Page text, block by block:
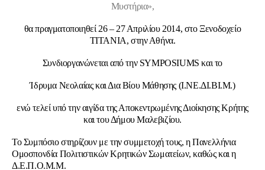
Μυστήρια»,
θα πραγματοποιηθεί 26 – 27 Απριλίου 2014, στο Ξενοδοχείο
ΤΙΤΑΝΙΑ, στην Αθήνα.
Συνδιοργανώνεται από την SYMPOSIUMS και το
Ίδρυμα Νεολαίας και Δια Βίου Μάθησης (Ι.ΝΕ.ΔΙ.ΒΙ.Μ.)
ενώ τελεί υπό την αιγίδα της Αποκεντρωμένης Διοίκησης Κρήτης
και του Δήμου Μαλεβιζίου.
Το Συμπόσιο στηρίζουν με την συμμετοχή τους, η Πανελλήνια
Ομοσπονδία Πολιτιστικών Κρητικών Σωματείων, καθώς και η
Δ.Ε.Π.Ο.Μ.Μ.